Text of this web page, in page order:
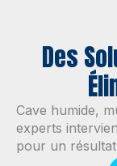
Des
Cave humide,
experts
pour un